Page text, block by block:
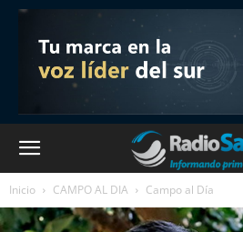
Inicio CAMPO AL DIA Campo al Día